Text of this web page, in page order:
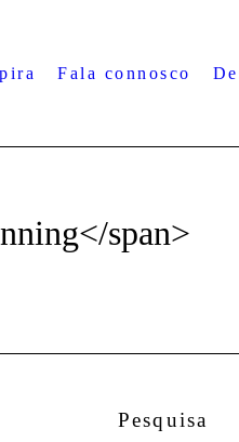
Fala connosco
span>
Pesquisa